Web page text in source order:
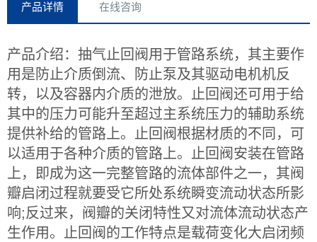
产品详情 在线咨询
产品介绍：抽气止回阀用于管路系统，其主要作
用是防止介质倒流、防止泵及其驱动电机机反
转，以及容器内介质的泄放。止回阀还可用于给
其中的压力可能升至超过主系统压力的辅助系统
提供补给的管路上。止回阀根据材质的不同，可
以适用于各种介质的管路上。止回阀安装在管路
上，即成为这一完整管路的流体部件之一，其阀
瓣启闭过程就要受它所处系统瞬变流动状态所影
响;反过来，阀瓣的关闭特性又对流体流动状态产
生作用。止回阀的工作特点是载荷变化大启闭频